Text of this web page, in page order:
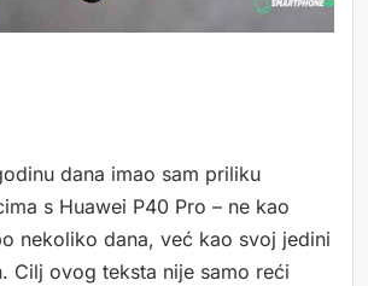
dana imao sam priliku
s Huawei P40 Pro – ne kao
nekoliko dana, već kao svoj jedini
Cilj ovog teksta nije samo reći